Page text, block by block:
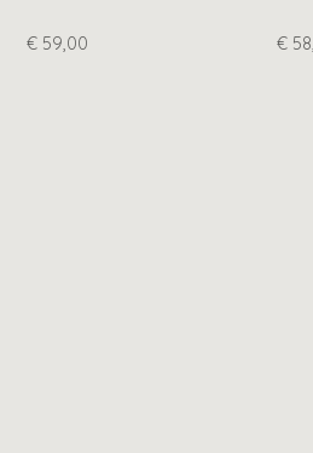
€ 59,00 €